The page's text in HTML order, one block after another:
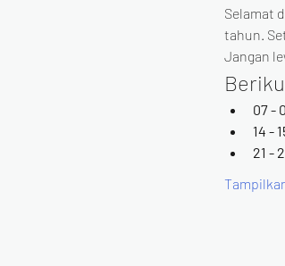
Selamat
tahun.
Jangan
07 -
14 -
21 -